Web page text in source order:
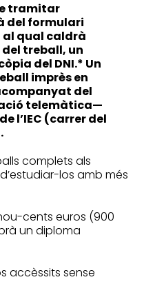
tramitar
del formulari
al qual caldrà
del treball, un
del DNI.* Un
imprès en
del
telemàtica—
l’IEC (carrer del
complets als
los amb més
cents euros (900
un diploma
accèssits sense